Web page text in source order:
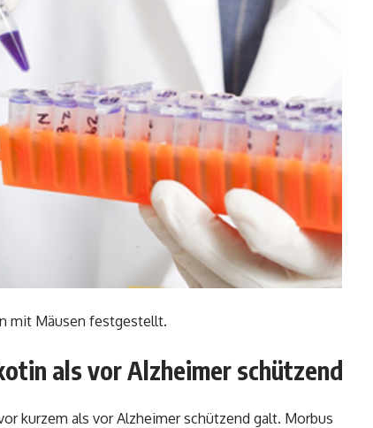
mit Mäusen festgestellt.
als vor Alzheimer schützend
kurzem als vor Alzheimer schützend galt. Morbus